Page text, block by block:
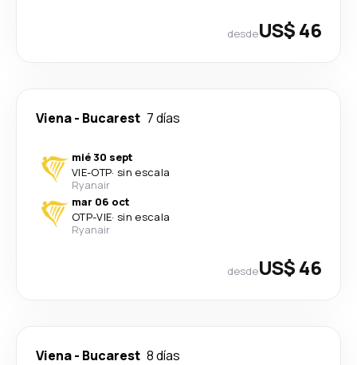
desdeUS$ 46
Viena- Bucarest 7 días
mié 30 sept
VIE-OTP· sin escala
Ryanair
mar 06 oct
OTP-VIE· sin escala
Ryanair
desdeUS$ 46
Viena- Bucarest 8 días